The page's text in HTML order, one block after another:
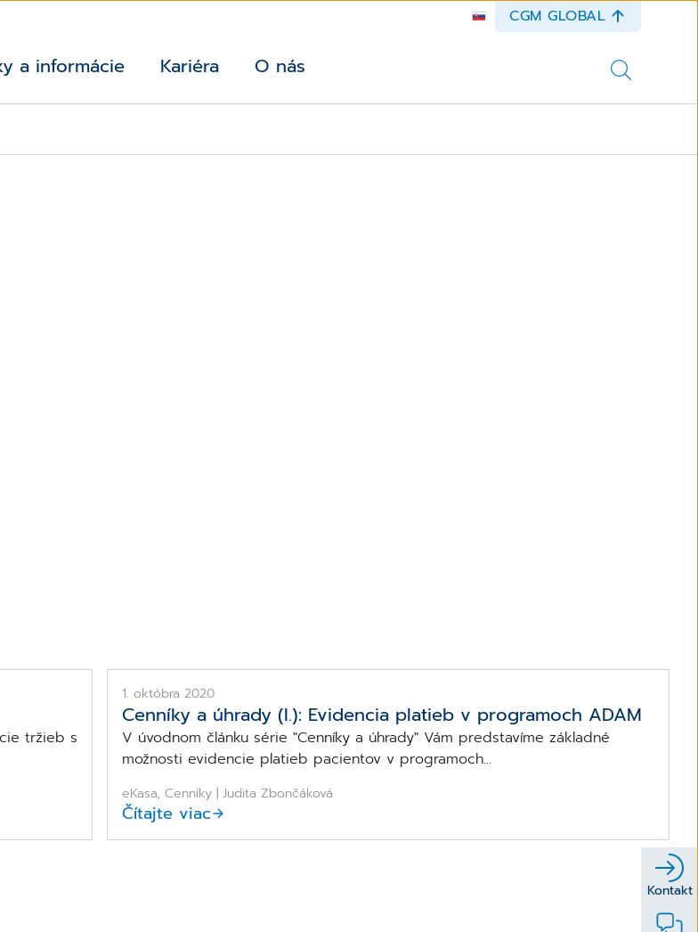
Kontakt
CGM GLOBAL
a informácie Kariéra O nás
tržieb s
1. októbra 2020
Cenníky a úhrady (I.): Evidencia platieb v programoch ADAM
V úvodnom článku série "Cenníky a úhrady" Vám predstavíme základné
možnosti evidencie platieb pacientov v programoch...
eKasa, Cenníky | Judita Zbončáková
Čítajte viac